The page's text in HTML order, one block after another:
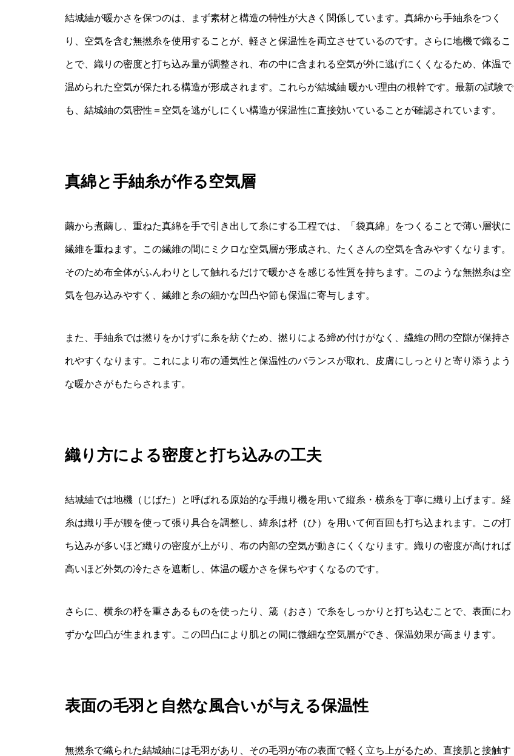
結城紬が暖かさを保つのは、まず素材と構造の特性が大きく関係しています。真綿から手紬糸をつく
り、空気を含む無撚糸を使用することが、軽さと保温性を両立させているのです。さらに地機で織るこ
とで、織りの密度と打ち込み量が調整され、布の中に含まれる空気が外に逃げにくくなるため、体温で
温められた空気が保たれる構造が形成されます。これらが結城紬 暖かい理由の根幹です。最新の試験で
も、結城紬の気密性＝空気を逃がしにくい構造が保温性に直接効いていることが確認されています。
真綿と手紬糸が作る空気層
繭から煮繭し、重ねた真綿を手で引き出して糸にする工程では、「袋真綿」をつくることで薄い層状に
繊維を重ねます。この繊維の間にミクロな空気層が形成され、たくさんの空気を含みやすくなります。
そのため布全体がふんわりとして触れるだけで暖かさを感じる性質を持ちます。このような無撚糸は空
気を包み込みやすく、繊維と糸の細かな凹凸や節も保温に寄与します。
また、手紬糸では撚りをかけずに糸を紡ぐため、撚りによる締め付けがなく、繊維の間の空隙が保持さ
れやすくなります。これにより布の通気性と保温性のバランスが取れ、皮膚にしっとりと寄り添うよう
な暖かさがもたらされます。
織り方による密度と打ち込みの工夫
結城紬では地機（じばた）と呼ばれる原始的な手織り機を用いて縦糸・横糸を丁寧に織り上げます。経
糸は織り手が腰を使って張り具合を調整し、緯糸は杼（ひ）を用いて何百回も打ち込まれます。この打
ち込みが多いほど織りの密度が上がり、布の内部の空気が動きにくくなります。織りの密度が高ければ
高いほど外気の冷たさを遮断し、体温の暖かさを保ちやすくなるのです。
さらに、横糸の杼を重さあるものを使ったり、筬（おさ）で糸をしっかりと打ち込むことで、表面にわ
ずかな凹凸が生まれます。この凹凸により肌との間に微細な空気層ができ、保温効果が高まります。
表面の毛羽と自然な風合いが与える保温性
無撚糸で織られた結城紬には毛羽があり、その毛羽が布の表面で軽く立ち上がるため、直接肌と接触す